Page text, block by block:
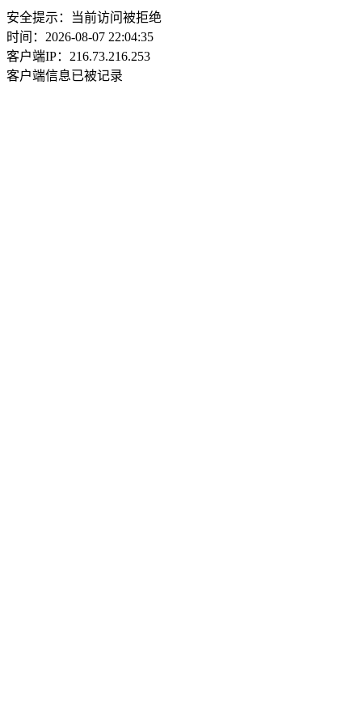
安全提示：当前访问被拒绝
时间：2026-08-07 22:04:35
客户端IP：216.73.216.253
客户端信息已被记录